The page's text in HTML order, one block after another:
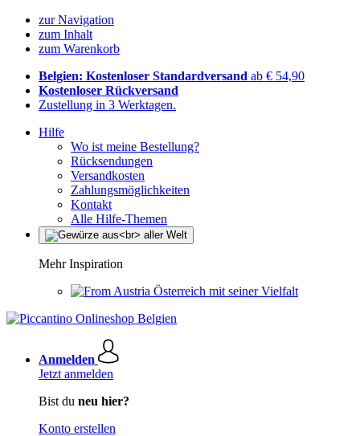
zur Navigation
zum Inhalt
zum Warenkorb
Belgien: Kostenloser Standardversand ab € 54,90
Kostenloser Rückversand
Zustellung in 3 Werktagen.
Hilfe
Wo ist meine Bestellung?
Rücksendungen
Versandkosten
Zahlungsmöglichkeiten
Kontakt
Alle Hilfe-Themen
Mehr Inspiration
Österreich mit seiner Vielfalt
Anmelden
Jetzt anmelden
Bist du neu hier?
Konto erstellen